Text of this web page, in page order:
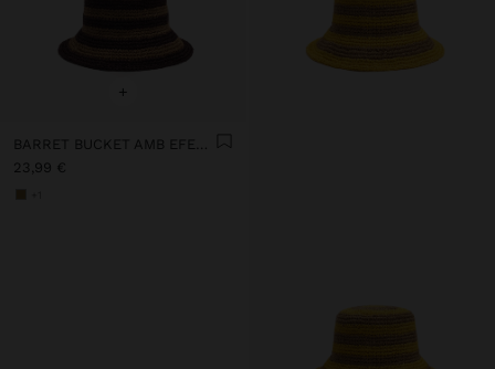
+
BARRET BUCKET AMB EFECTE PALLA A RATLLES
23,99 €